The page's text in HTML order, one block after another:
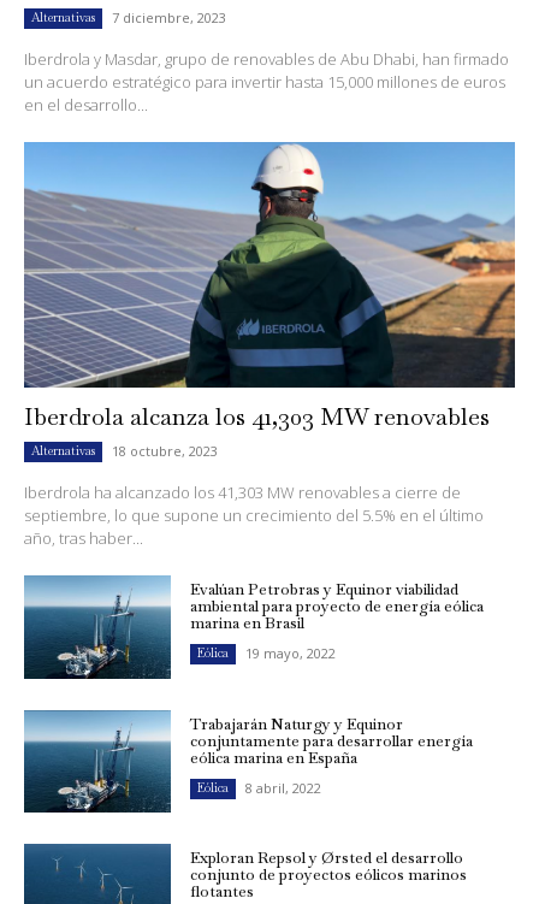
Alternativas 7 diciembre, 2023
Iberdrola y Masdar, grupo de renovables de Abu Dhabi, han firmado
un acuerdo estratégico para invertir hasta 15,000 millones de euros
en el desarrollo...
Iberdrola alcanza los 41,303 MW renovables
Alternativas 18 octubre, 2023
Iberdrola ha alcanzado los 41,303 MW renovables a cierre de
septiembre, lo que supone un crecimiento del 5.5% en el último
año, tras haber...
Evalúan Petrobras y Equinor viabilidad
ambiental para proyecto de energía eólica
marina en Brasil
Eólica 19 mayo, 2022
Trabajarán Naturgy y Equinor
conjuntamente para desarrollar energía
eólica marina en España
Eólica 8 abril, 2022
Exploran Repsol y Ørsted el desarrollo
conjunto de proyectos eólicos marinos
flotantes